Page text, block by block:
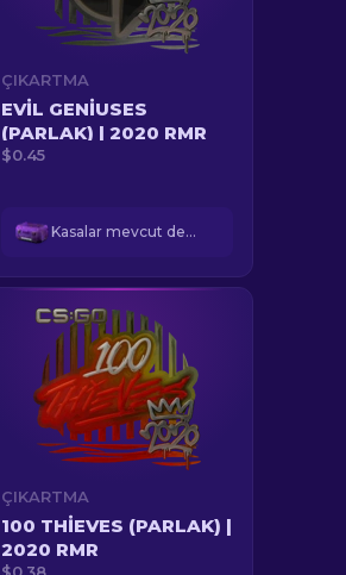
ÇIKARTMA
EVIL GENIUSES
(PARLAK) | 2020 RMR
$0.45
Kasalar mevcut değil
ÇIKARTMA
100 THIEVES (PARLAK) |
2020 RMR